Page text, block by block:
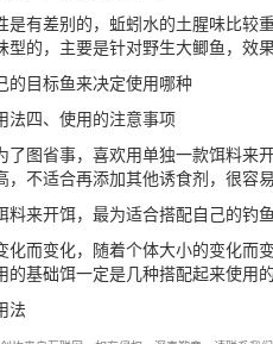
是有差别的，蚯蚓水的土腥味比较
型的，主要是针对野生大鲫鱼，效
的目标鱼来决定使用哪种
法四、使用的注意事项
了图省事，喜欢用单独一款饵料来
，不适合再添加其他诱食剂，很容
料来开饵，最为适合搭配自己的钓
化而变化，随着个体大小的变化而
的基础饵一定是几种搭配起来使用
法